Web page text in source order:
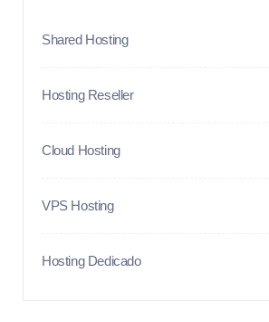
Shared Hosting
Hosting Reseller
Cloud Hosting
VPS Hosting
Hosting Dedicado